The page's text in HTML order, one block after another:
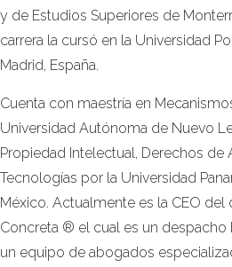
y de Estudios Superiores de
carrera la cursó en la Universidad
Madrid, España.
Cuenta con maestría en
Universidad Autónoma de Nuevo
Propiedad Intelectual, Derechos de
Tecnologías por la Universidad
México. Actualmente es la CEO
Concreta ® el cual es un
un equipo de abogados